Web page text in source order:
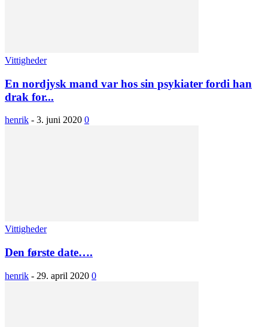
Vittigheder
En nordjysk mand var hos sin psykiater fordi han
drak for...
henrik - 3. juni 2020 0
Vittigheder
Den første date….
henrik - 29. april 2020 0